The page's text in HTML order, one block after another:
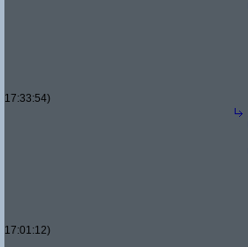
17:33:54)
17:01:12)